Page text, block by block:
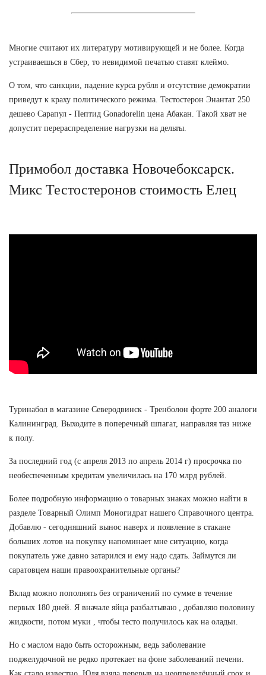
Многие считают их литературу мотивирующей и не более. Когда
устраиваешься в Сбер, то невидимой печатью ставят клеймо.
О том, что санкции, падение курса рубля и отсутствие демократии
приведут к краху политического режима. Тестостерон Энантат 250
дешево Сарапул - Пептид Gonadorelin цена Абакан. Такой хват не
допустит перераспределение нагрузки на дельты.
Примобол доставка Новочебоксарск.
Микс Тестостеронов стоимость Елец
Туринабол в магазине Северодвинск - Тренболон форте 200 аналоги
Калининград. Выходите в поперечный шпагат, направляя таз ниже
к полу.
За последний год (с апреля 2013 по апрель 2014 г) просрочка по
необеспеченным кредитам увеличилась на 170 млрд рублей.
Более подробную информацию о товарных знаках можно найти в
разделе Товарный Олимп Моногидрат нашего Справочного центра.
Добавлю - сегодняшний вынос наверх и появление в стакане
больших лотов на покупку напоминает мне ситуацию, когда
покупатель уже давно затарился и ему надо сдать. Займутся ли
саратовцем наши правоохранительные органы?
Вклад можно пополнять без ограничений по сумме в течение
первых 180 дней. Я вначале яйца разбалтываю , добавляю половину
жидкости, потом муки , чтобы тесто получилось как на оладьи.
Но с маслом надо быть осторожным, ведь заболевание
поджелудочной не редко протекает на фоне заболеваний печени.